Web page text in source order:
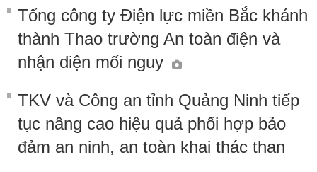
Tổng công ty Điện lực miền Bắc khánh
thành Thao trường An toàn điện và
nhận diện mối nguy
TKV và Công an tỉnh Quảng Ninh tiếp
tục nâng cao hiệu quả phối hợp bảo
đảm an ninh, an toàn khai thác than